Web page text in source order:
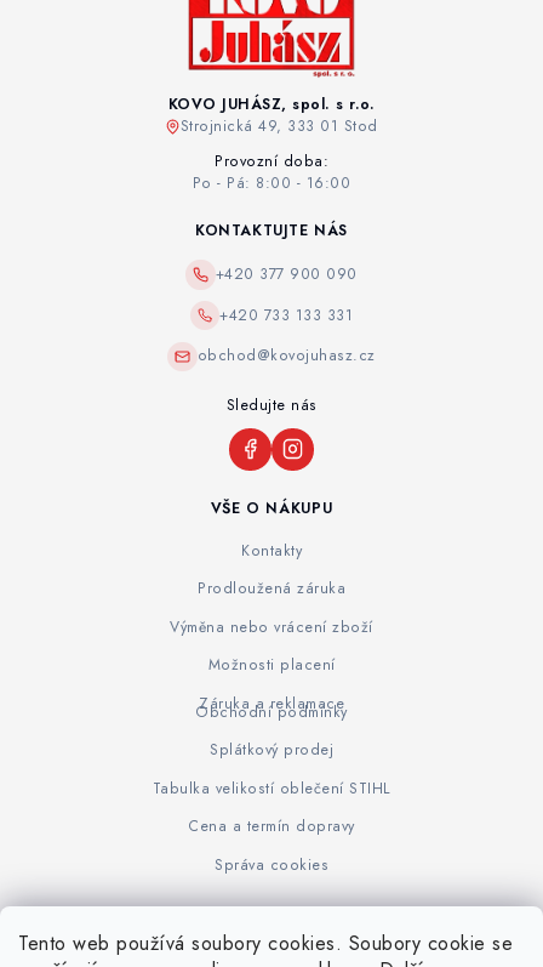
Tento web používá soubory cookies. Soubory cookie se
KOVO JUHÁSZ, spol. s r.o.
Strojnická 49, 333 01 Stod
Provozní doba:
Po - Pá: 8:00 - 16:00
VŠE O NÁKUPU
Kontakty
Prodloužená záruka
Výměna nebo vrácení zboží
Možnosti placení
Záruka a reklamace
Obchodní podmínky
Splátkový prodej
Tabulka velikostí oblečení STIHL
Cena a termín dopravy
Správa cookies
KONTAKTUJTE NÁS
+420 377 900 090
+420 733 133 331
obchod@kovojuhasz.cz
Sledujte nás